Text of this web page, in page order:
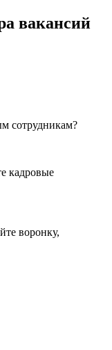
вакансий
сотрудникам?
кадровые
воронку,